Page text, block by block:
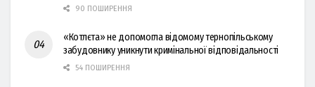
90 ПОШИРЕННЯ
«Котлєта» не допомогла відомому тернопільському
забудовнику уникнути кримінальної відповідальності
54 ПОШИРЕННЯ